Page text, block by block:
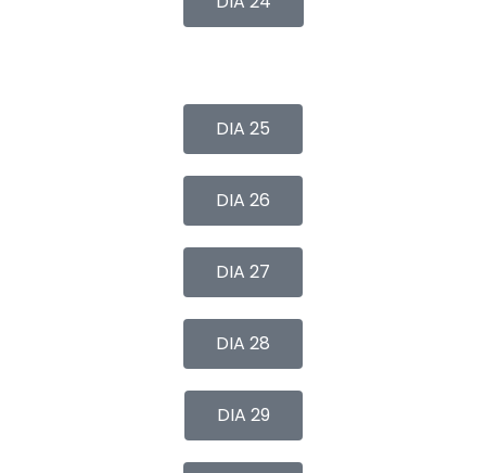
DIA 25
DIA 26
DIA 27
DIA 28
DIA 29